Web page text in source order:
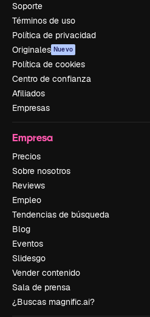
Soporte
Términos de uso
Política de privacidad
Originales Nuevo
Política de cookies
Centro de confianza
Afiliados
Empresas
Empresa
Precios
Sobre nosotros
Reviews
Empleo
Tendencias de búsqueda
Blog
Eventos
Slidesgo
Vender contenido
Sala de prensa
¿Buscas magnific.ai?